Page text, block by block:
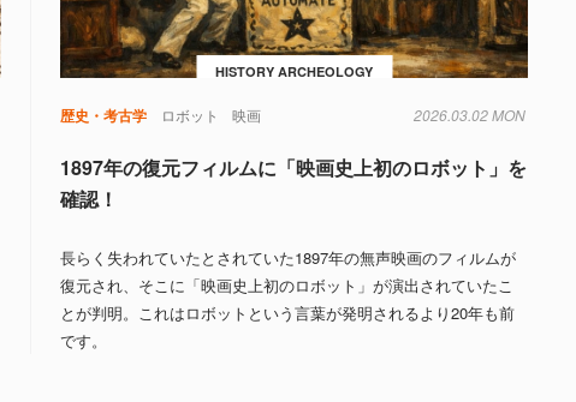
進化
HISTORY ARCHEOLOGY
歴史・考古学 ロボット 映画 2026.03.02 MON
1897年の復元フィルムに「映画史上初のロボット」を
確認！
長らく失われていたとされていた1897年の無声映画のフィルムが
復元され、そこに「映画史上初のロボット」が演出されていたこ
とが判明。これはロボットという言葉が発明されるより20年も前
です。